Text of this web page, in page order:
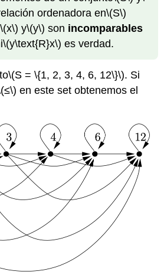
ordenadora en\(S\)
\(x\) y\(y\) son incomparables
\(y\text{R}x\) es verdad.
\(S = \{1, 2, 3, 4, 6, 12\}\). Si
en este set obtenemos el